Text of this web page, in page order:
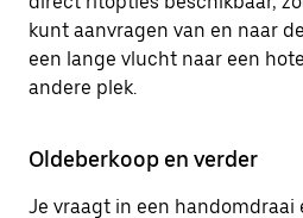
kunt aanvragen van en naar
een lange vlucht naar een
andere plek.
Oldeberkoop en verder
Je vraagt in een handomdraai